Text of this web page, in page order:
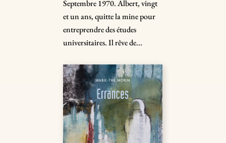
Septembre 1970. Albert, vingt
et un ans, quitte la mine pour
entreprendre des études
universitaires. Il rêve de...